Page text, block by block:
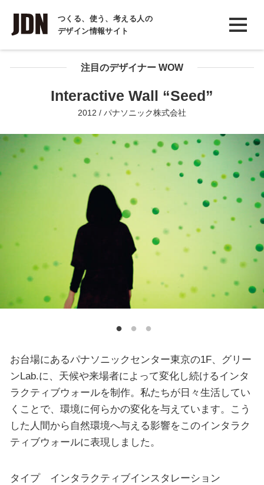
つくる、使う、考える人の
デザイン情報サイト
INTERVIEW
インタビュー
REPORT
COLUMN
注目のデザイナー WOW
Interactive Wall “Seed”
2012 / パナソニック株式会社
お台場にあるパナソニックセンター東京の1F、グリー
ンLab.に、天候や来場者によって変化し続けるインタ
ラクティブウォールを制作。私たちが日々生活してい
くことで、環境に何らかの変化を与えています。こう
した人間から自然環境へ与える影響をこのインタラク
ティブウォールに表現しました。
タイプ インタラクティブインスタレーション